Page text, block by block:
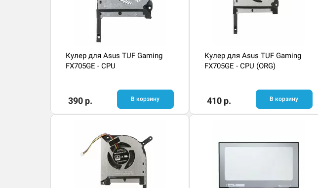
Кулер для Asus TUF Gaming
FX705GE - CPU
390 р. В корзину
Кулер для Asus TUF Gaming
FX705GE - CPU (ORG)
410 р. В корзину